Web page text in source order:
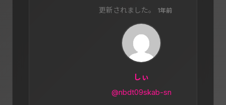
更新されました。
1年前
しぃ
@nbdt09skab-sn